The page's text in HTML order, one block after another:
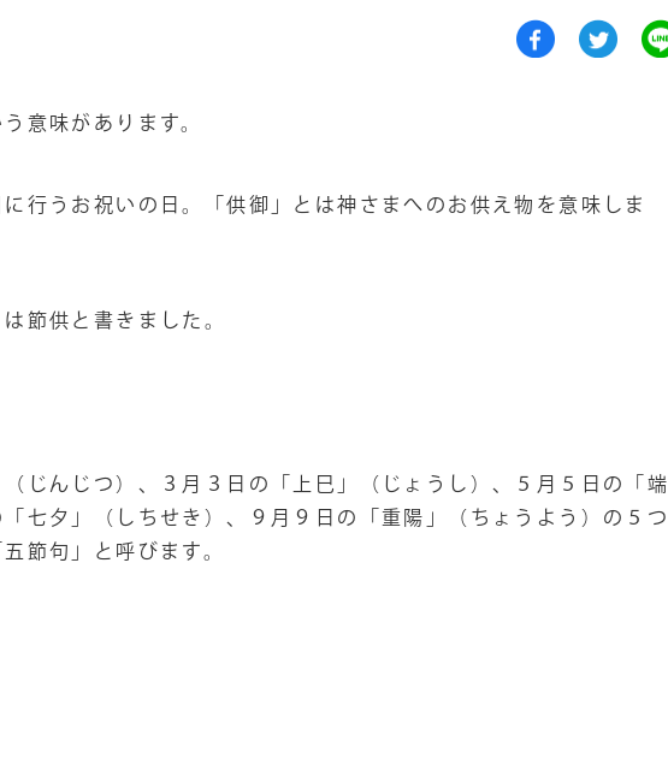
意味があります。
に行うお祝いの日。「供御」とは神さまへのお供え物を意味しま
節供と書きました。
じんじつ）、３月３日の「上巳」（じょうし）、５月５日の「端
七夕」（しちせき）、９月９日の「重陽」（ちょうよう）の５つ
節句」と呼びます。